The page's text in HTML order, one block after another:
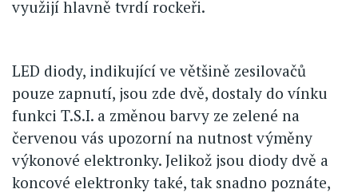
využijí hlavně tvrdí rockeři.
LED diody, indikující ve většině zesilovačů
pouze zapnutí, jsou zde dvě, dostaly do vínku
funkci T.S.I. a změnou barvy ze zelené na
červenou vás upozorní na nutnost výměny
výkonové elektronky. Jelikož jsou diody dvě a
koncové elektronky také, tak snadno poznáte,